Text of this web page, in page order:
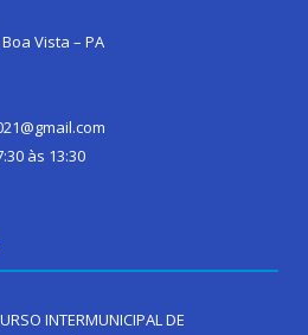
Vista – PA
às 13:30
INTERMUNICIPAL DE